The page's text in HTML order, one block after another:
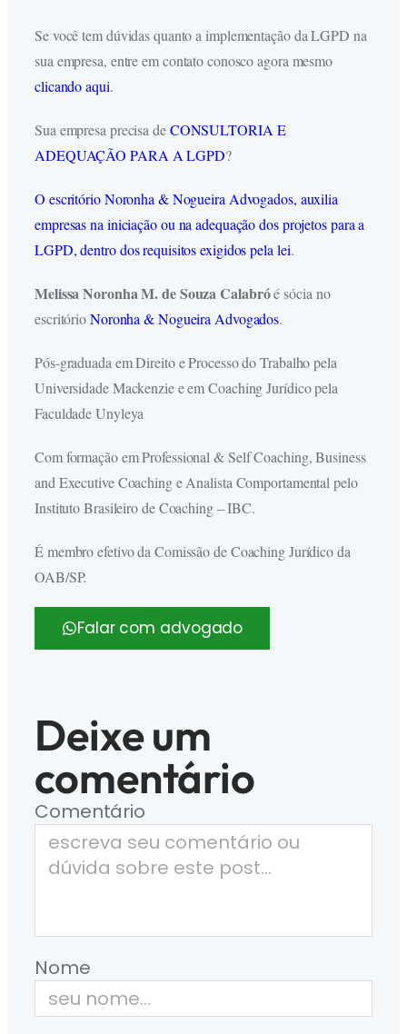
Se você tem dúvidas quanto a implementação da LGPD na
sua empresa, entre em contato conosco agora mesmo
clicando aqui.
Sua empresa precisa deCONSULTORIA E
ADEQUAÇÃO PARA A LGPD?
O escritório Noronha & Nogueira Advogados, auxilia
empresas na iniciação ou na adequação dos projetos para a
LGPD, dentro dos requisitos exigidos pela lei.
Melissa Noronha M. de Souza Calabróé sócia no
escritórioNoronha & Nogueira Advogados.
Pós-graduada em Direito e Processo do Trabalho pela
Universidade Mackenzie e em Coaching Jurídico pela
Faculdade Unyleya
Com formação em Professional & Self Coaching, Business
and Executive Coaching e Analista Comportamental pelo
Instituto Brasileiro de Coaching – IBC.
É membro efetivo da Comissão de Coaching Jurídico da
OAB/SP.
Falar com advogado
Deixe um
comentário
Comentário
Nome